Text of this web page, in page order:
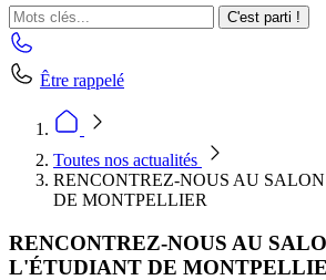
C'est parti !
Être rappelé
Toutes nos actualités
RENCONTREZ-NOUS AU
DE MONTPELLIER
RENCONTREZ-NOUS AU
L'ÉTUDIANT DE